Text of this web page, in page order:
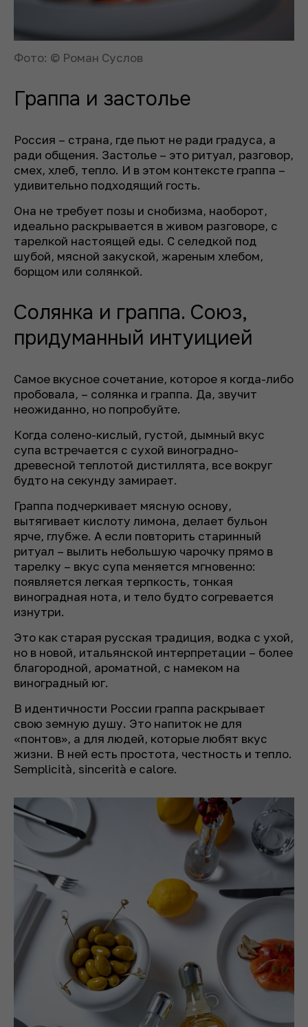
Фото: © Роман Суслов
Граппа и застолье
Россия – страна, где пьют не ради градуса, а
ради общения. Застолье – это ритуал, разговор,
смех, хлеб, тепло. И в этом контексте граппа –
удивительно подходящий гость.
Она не требует позы и снобизма, наоборот,
идеально раскрывается в живом разговоре, с
тарелкой настоящей еды. С селедкой под
шубой, мясной закуской, жареным хлебом,
борщом или солянкой.
Солянка и граппа. Союз,
придуманный интуицией
Самое вкусное сочетание, которое я когда-либо
пробовала, – солянка и граппа. Да, звучит
неожиданно, но попробуйте.
Когда солено-кислый, густой, дымный вкус
супа встречается с сухой виноградно-
древесной теплотой дистиллята, все вокруг
будто на секунду замирает.
Граппа подчеркивает мясную основу,
вытягивает кислоту лимона, делает бульон
ярче, глубже. А если повторить старинный
ритуал – вылить небольшую чарочку прямо в
тарелку – вкус супа меняется мгновенно:
появляется легкая терпкость, тонкая
виноградная нота, и тело будто согревается
изнутри.
Это как старая русская традиция, водка с ухой,
но в новой, итальянской интерпретации – более
благородной, ароматной, с намеком на
виноградный юг.
В идентичности России граппа раскрывает
свою земную душу. Это напиток не для
«понтов», а для людей, которые любят вкус
жизни. В ней есть простота, честность и тепло.
Semplicità, sincerità e calore.